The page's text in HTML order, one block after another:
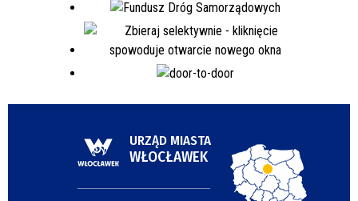
URZĄD MIASTA
WŁOCŁAWEK